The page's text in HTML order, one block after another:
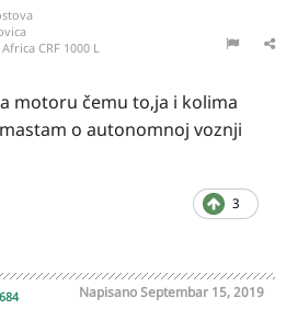
CRF 1000 L
motoru čemu to,ja i kolima
o autonomnoj voznji
3
684 NapisanoSeptembar 15, 2019